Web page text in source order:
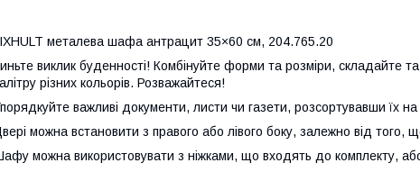
металева шафа антрацит 35×60 см, 204.765.20
виклик буденності! Комбінуйте форми та розміри, складайте
різних кольорів. Розважайтеся!
важливі документи, листи чи газети, розсортувавши їх на
можна встановити з правого або лівого боку, залежно від того,
можна використовувати з ніжками, що входять до комплекту,